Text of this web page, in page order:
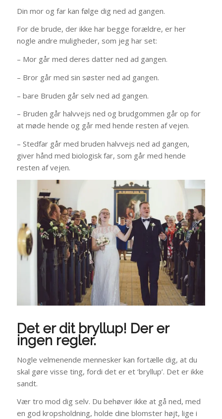
Din mor og far kan følge dig ned ad gangen.
For de brude, der ikke har begge forældre, er her
nogle andre muligheder, som jeg har set:
– Mor går med deres datter ned ad gangen.
– Bror går med sin søster ned ad gangen.
– bare Bruden går selv ned ad gangen.
– Bruden går halvvejs ned og brudgommen går op for
at møde hende og går med hende resten af vejen.
– Stedfar går med bruden halvvejs ned ad gangen,
giver hånd med biologisk far, som går med hende
resten af vejen.
Det er dit bryllup! Der er
ingen regler.
Nogle velmenende mennesker kan fortælle dig, at du
skal gøre visse ting, fordi det er et ‘bryllup’. Det er ikke
sandt.
Vær tro mod dig selv. Du behøver ikke at gå ned, med
en god kropsholdning, holde dine blomster højt, lige i